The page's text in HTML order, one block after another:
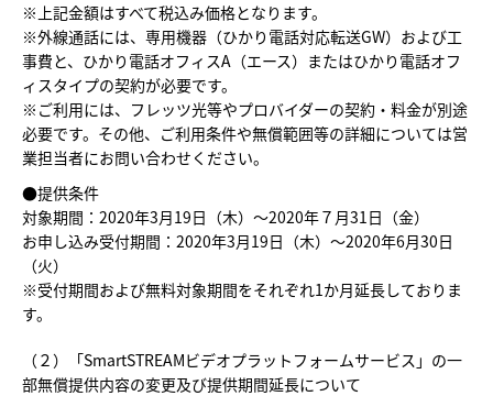
※上記金額はすべて税込み価格となります。
※外線通話には、専用機器（ひかり電話対応転送GW）および工
事費と、ひかり電話オフィスA（エース）またはひかり電話オフ
ィスタイプの契約が必要です。
※ご利用には、フレッツ光等やプロバイダーの契約・料金が別途
必要です。その他、ご利用条件や無償範囲等の詳細については営
業担当者にお問い合わせください。
●提供条件
対象期間：2020年3月19日（木）～2020年７月31日（金）
お申し込み受付期間：2020年3月19日（木）～2020年6月30日
（火）
※受付期間および無料対象期間をそれぞれ1か月延長しておりま
す。
（２）「SmartSTREAMビデオプラットフォームサービス」の一
部無償提供内容の変更及び提供期間延長について